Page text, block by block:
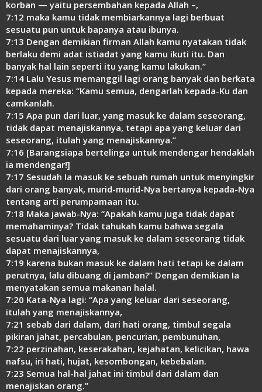
korban — yaitu persembahan kepada Allah –,
7:12 maka kamu tidak membiarkannya lagi berbuat
sesuatu pun untuk bapanya atau ibunya.
7:13 Dengan demikian firman Allah kamu nyatakan tidak
berlaku demi adat istiadat yang kamu ikuti itu. Dan
banyak hal lain seperti itu yang kamu lakukan.”
7:14 Lalu Yesus memanggil lagi orang banyak dan berkata
kepada mereka: “Kamu semua, dengarlah kepada-Ku dan
camkanlah.
7:15 Apa pun dari luar, yang masuk ke dalam seseorang,
tidak dapat menajiskannya, tetapi apa yang keluar dari
seseorang, itulah yang menajiskannya.”
7:16 [Barangsiapa bertelinga untuk mendengar hendaklah
ia mendengar!]
7:17 Sesudah Ia masuk ke sebuah rumah untuk menyingkir
dari orang banyak, murid-murid-Nya bertanya kepada-Nya
tentang arti perumpamaan itu.
7:18 Maka jawab-Nya: “Apakah kamu juga tidak dapat
memahaminya? Tidak tahukah kamu bahwa segala
sesuatu dari luar yang masuk ke dalam seseorang tidak
dapat menajiskannya,
7:19 karena bukan masuk ke dalam hati tetapi ke dalam
perutnya, lalu dibuang di jamban?” Dengan demikian Ia
menyatakan semua makanan halal.
7:20 Kata-Nya lagi: “Apa yang keluar dari seseorang,
itulah yang menajiskannya,
7:21 sebab dari dalam, dari hati orang, timbul segala
pikiran jahat, percabulan, pencurian, pembunuhan,
7:22 perzinahan, keserakahan, kejahatan, kelicikan, hawa
nafsu, iri hati, hujat, kesombongan, kebebalan.
7:23 Semua hal-hal jahat ini timbul dari dalam dan
menajiskan orang.”